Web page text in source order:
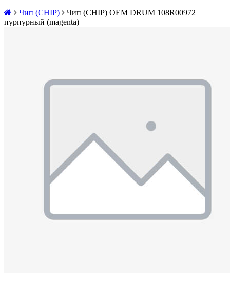
Чип (CHIP)
Чип (CHIP) OEM DRUM 108R00972
пурпурный (magenta)